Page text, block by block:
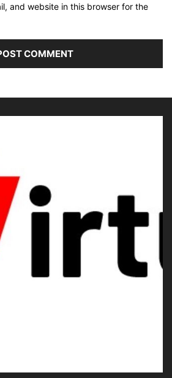
and website in this browser for the